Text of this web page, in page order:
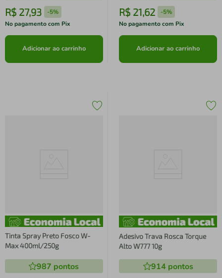
R$ 27,93 -5%
No pagamento com Pix
Adicionar ao carrinho
R$ 21,62 -5%
No pagamento com Pix
Adicionar ao carrinho
Tinta Spray Preto Fosco W-
Max 400ml/250g
987 pontos
Adesivo Trava Rosca Torque
Alto W777 10g
914 pontos